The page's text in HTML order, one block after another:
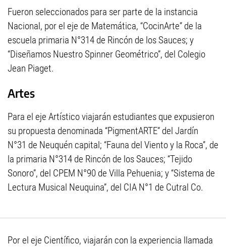
Fueron seleccionados para ser parte de la instancia
Nacional, por el eje de Matemática, “CocinArte” de la
escuela primaria N°314 de Rincón de los Sauces; y
“Diseñamos Nuestro Spinner Geométrico”, del Colegio
Jean Piaget.
Artes
Para el eje Artístico viajarán estudiantes que expusieron
su propuesta denominada “PigmentARTE” del Jardín
N°31 de Neuquén capital; “Fauna del Viento y la Roca”, de
la primaria N°314 de Rincón de los Sauces; “Tejido
Sonoro”, del CPEM N°90 de Villa Pehuenia; y “Sistema de
Lectura Musical Neuquina”, del CIA N°1 de Cutral Co.
Por el eje Científico, viajarán con la experiencia llamada